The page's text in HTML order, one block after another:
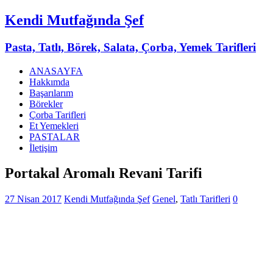
Kendi Mutfağında Şef
Pasta, Tatlı, Börek, Salata, Çorba, Yemek Tarifleri
ANASAYFA
Hakkımda
Başarılarım
Börekler
Çorba Tarifleri
Et Yemekleri
PASTALAR
İletişim
Portakal Aromalı Revani Tarifi
27 Nisan 2017 Kendi Mutfağında Şef Genel, Tatlı Tarifleri 0